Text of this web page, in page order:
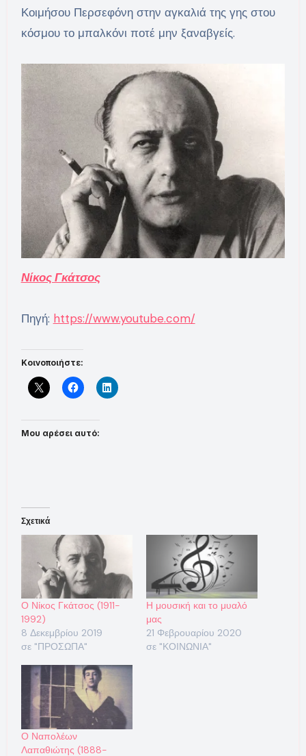
Κοιμήσου Περσεφόνη στην αγκαλιά της γης στου
κόσμου το μπαλκόνι ποτέ μην ξαναβγείς.
Νίκος Γκάτσος
Πηγή: https://www.youtube.com/
Κοινοποιήστε:
Μου αρέσει αυτό:
Σχετικά
Ο Νίκος Γκάτσος (1911-
1992)
8 Δεκεμβρίου 2019
σε "ΠΡΟΣΩΠΑ"
Η μουσική και το μυαλό
μας
21 Φεβρουαρίου 2020
σε "ΚΟΙΝΩΝΙΑ"
Ο Ναπολέων
Λαπαθιώτης (1888-